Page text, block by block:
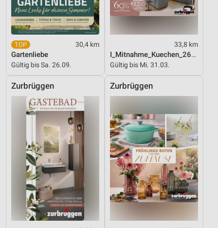
30,4 km
Gartenliebe
Gültig bis Sa. 26.09.
33,8 km
I_Mitnahme_Kuechen_26_ES
Gültig bis Mi. 31.03.
Zurbrüggen Zurbrüggen